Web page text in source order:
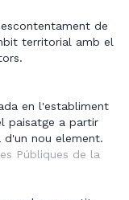
de
territorial amb el
en l'establiment
paisatge a partir
nou element.
Públiques de la